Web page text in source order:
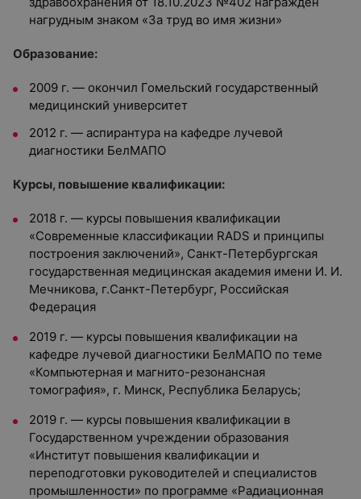
нагрудным знаком «За труд во имя жизни»
Образование:
2009 г. — окончил Гомельский государственный
медицинский университет
2012 г. — аспирантура на кафедре лучевой
диагностики БелМАПО
Курсы, повышение квалификации:
2018 г. — курсы повышения квалификации
«Современные классификации RADS и принципы
построения заключений», Санкт-Петербургская
государственная медицинская академия имени И. И.
Мечникова, г.Санкт-Петербург, Российская
Федерация
2019 г. — курсы повышения квалификации на
кафедре лучевой диагностики БелМАПО по теме
«Компьютерная и магнито-резонансная
томография», г. Минск, Республика Беларусь;
2019 г. — курсы повышения квалификации в
Государственном учреждении образования
«Институт повышения квалификации и
переподготовки руководителей и специалистов
промышленности» по программе «Радиационная